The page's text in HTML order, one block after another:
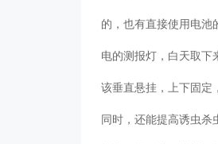
的，也有直接使用电池
电的测报灯，白天取下
该垂直悬挂，上下固定
同时，还能提高诱虫